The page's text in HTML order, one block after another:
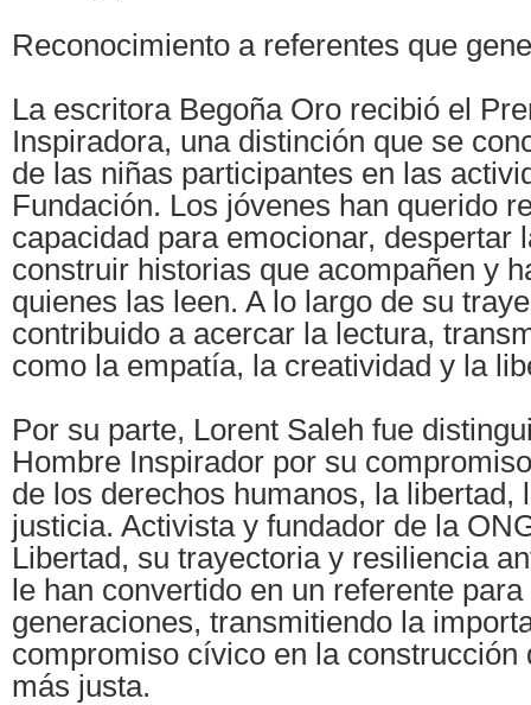
Reconocimiento a referentes que
La escritora Begoña Oro recibió el
Inspiradora, una distinción que se
de las niñas participantes en las
Fundación. Los jóvenes han querido
capacidad para emocionar, despertar
construir historias que acompañen y
quienes las leen. A lo largo de su
contribuido a acercar la lectura,
como la empatía, la creatividad y la
Por su parte, Lorent Saleh fue
Hombre Inspirador por su
de los derechos humanos, la libertad,
justicia. Activista y fundador de la
Libertad, su trayectoria y resiliencia
le han convertido en un referente
generaciones, transmitiendo la
compromiso cívico en la construcción
más justa.